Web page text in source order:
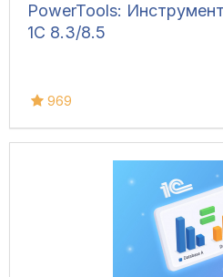
PowerTools:
1С 8.3/8.5
969